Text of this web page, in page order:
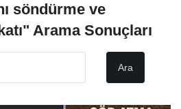
söndürme ve
Arama Sonuçları